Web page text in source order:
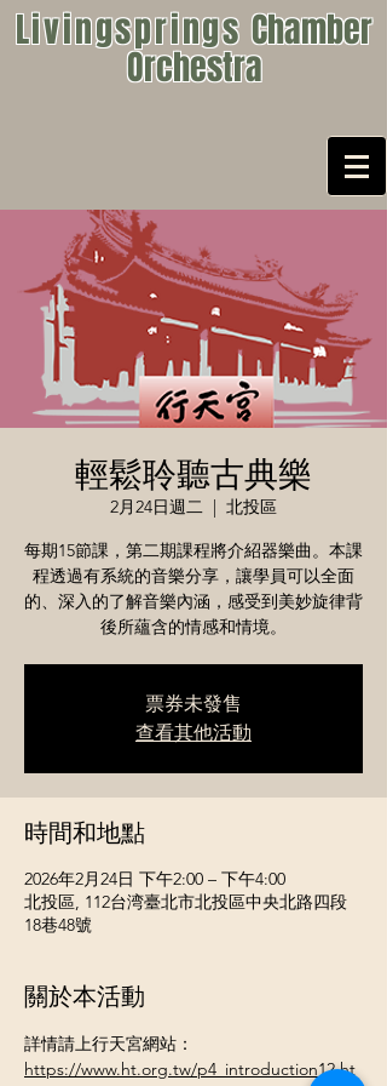
Livingsprings Chamber
Orchestra
輕鬆聆聽古典樂
2月24日週二
  |
北投區
每期15節課，第二期課程將介紹器樂曲。本課
程透過有系統的音樂分享，讓學員可以全面
的、深入的了解音樂內涵，感受到美妙旋律背
後所蘊含的情感和情境。
票券未發售
查看其他活動
時間和地點
2026年2月24日 下午2:00 – 下午4:00
北投區, 112台湾臺北市北投區中央北路四段
18巷48號
關於本活動
詳情請上行天宮網站：
https://www.ht.org.tw/p4_introduction12.ht